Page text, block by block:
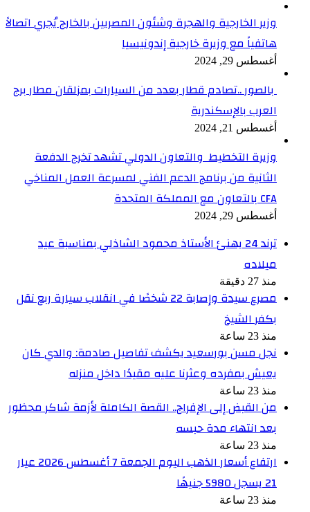
وزير الخارجية والهجرة وشئون المصريين بالخارج يُجري اتصالاً
هاتفياً مع وزيرة خارجية إندونيسيا
أغسطس 29, 2024
بالصور ..تصادم قطار بعدد من السيارات بمزلقان مطار برج
العرب بالإسكندرية
أغسطس 21, 2024
وزيرة التخطيط والتعاون الدولي تشهد تخرج الدفعة
الثانية من برنامج الدعم الفني لمسرعة العمل المناخي
CFA بالتعاون مع المملكة المتحدة
أغسطس 29, 2024
ترند 24 يهنئ الأستاذ محمود الشاذلي بمناسبة عيد
ميلاده
منذ 27 دقيقة
مصرع سيدة وإصابة 22 شخصًا في انقلاب سيارة ربع نقل
بكفر الشيخ
منذ 23 ساعة
نجل مسن بورسعيد يكشف تفاصيل صادمة: والدي كان
يعيش بمفرده وعثرنا عليه مقيدًا داخل منزله
منذ 23 ساعة
من القبض إلى الإفراج.. القصة الكاملة لأزمة شاكر محظور
بعد انتهاء مدة حبسه
منذ 23 ساعة
ارتفاع أسعار الذهب اليوم الجمعة 7 أغسطس 2026 عيار
21 يسجل 5980 جنيهًا
منذ 23 ساعة